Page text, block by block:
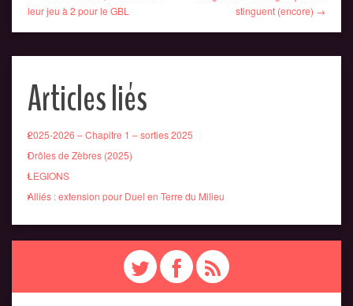
leur jeu à 2 pour le GBL
stinguent (encore) →
Articles liés
2025-2026 – Chapitre 1 – sorties 2025
Drôles de Zèbres (2025)
LEGIONS
Alliés : extension pour Duel en Terre du Milieu